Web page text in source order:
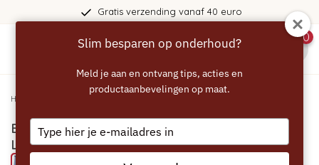
Gratis verzending vanaf 40 euro
0
Home
ECCELLENTE onderhoudspakket voor Philips
LatteGo
Slim besparen op onderhoud?
Meld je aan en ontvang tips, acties en
productaanbevelingen op maat.
Type
your
email